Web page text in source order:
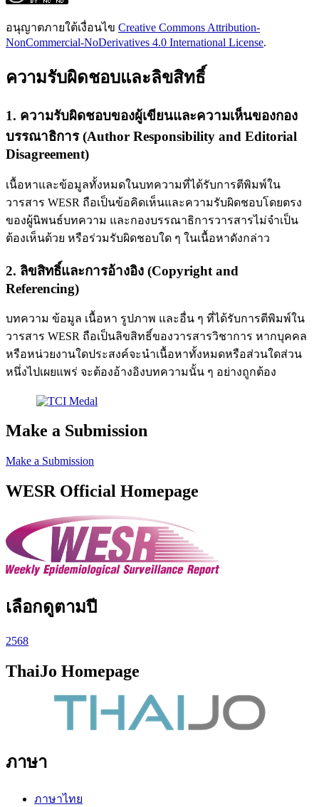
อนุญาตภายใต้เงื่อนไข Creative Commons Attribution-
NonCommercial-NoDerivatives 4.0 International License.
ความรับผิดชอบและลิขสิทธิ์
1. ความรับผิดชอบของผู้เขียนและความเห็นของกอง
บรรณาธิการ (Author Responsibility and Editorial
Disagreement)
เนื้อหาและข้อมูลทั้งหมดในบทความที่ได้รับการตีพิมพ์ใน
วารสาร WESR ถือเป็นข้อคิดเห็นและความรับผิดชอบโดยตรง
ของผู้นิพนธ์บทความ และกองบรรณาธิการวารสารไม่จำเป็น
ต้องเห็นด้วย หรือร่วมรับผิดชอบใด ๆ ในเนื้อหาดังกล่าว
2. ลิขสิทธิ์และการอ้างอิง (Copyright and
Referencing)
บทความ ข้อมูล เนื้อหา รูปภาพ และอื่น ๆ ที่ได้รับการตีพิมพ์ใน
วารสาร WESR ถือเป็นลิขสิทธิ์ของวารสารวิชาการ หากบุคคล
หรือหน่วยงานใดประสงค์จะนำเนื้อหาทั้งหมดหรือส่วนใดส่วน
หนึ่งไปเผยแพร่ จะต้องอ้างอิงบทความนั้น ๆ อย่างถูกต้อง
Make a Submission
Make a Submission
WESR Official Homepage
เลือกดูตามปี
2568
ThaiJo Homepage
ภาษา
ภาษาไทย